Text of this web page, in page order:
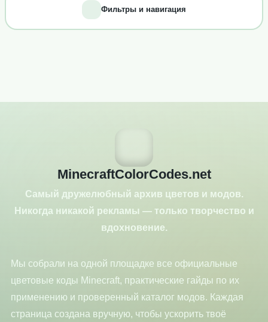
Фильтры и навигация
MinecraftColorCodes.net
Самый дружелюбный архив цветов и модов.
Никогда никакой рекламы — только творчество и
вдохновение.
Мы собрали на одной площадке все официальные
цветовые коды Minecraft, практические гайды по их
применению и проверенный каталог модов. Каждая
страница создана вручную, чтобы ускорить твоё